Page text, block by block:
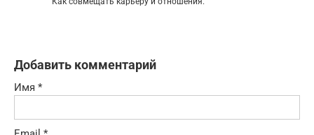
Добавить комментарий
Имя *